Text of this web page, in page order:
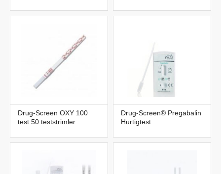
Drug-Screen OXY 100
test 50 teststrimler
Drug-Screen® Pregabalin
Hurtigtest